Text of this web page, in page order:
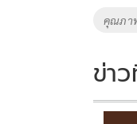
k
คุณภา
ข่า